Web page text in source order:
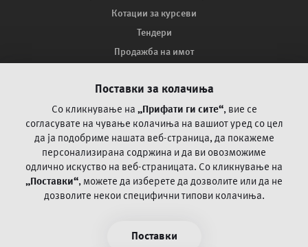
Котации за курсеви
Тендери
Продажба на имот
Како ве заштитува ПроКредит Банка?
Поплака за оспорување на платежни трансакции со
картичка
Често поставувани прашања
Пофалби и поплаки
услуги и платни системи
Поставки за колачиња
Со кликнување на „Прифати ги сите“, вие се
согласувате на чување колачиња на вашиот уред со цел
да ја подобриме нашата веб-страница, да покажеме
персонализирана содржина и да ви овозможиме
одлично искуство на веб-страницата. Со кликнување на
„Поставки“, можете да изберете да дозволите или да не
дозволите некои специфични типови колачиња.
Поставки